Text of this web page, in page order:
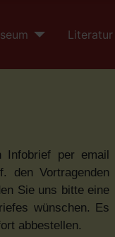
Literatur
Infobrief per email
den Vortragenden
Sie uns bitte eine
wünschen. Es
abbestellen.